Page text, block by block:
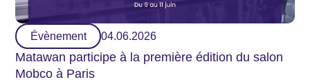
Évènement 04.06.2026
Matawan participe à la première édition du salon
Mobco à Paris